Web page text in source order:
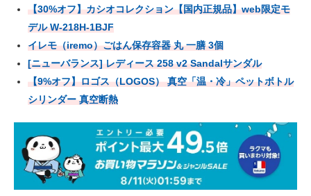
【30%オフ】カシオコレクション【国内正規品】web限定モ
デル W-218H-1BJF
イレモ（iremo）ごはん保存容器 丸 一膳 3個
[ニューバランス] レディース 258 v2 Sandalサンダル
【9%オフ】ロゴス（LOGOS） 真空「温・冷」ペットボトル
シリンダー 真空断熱